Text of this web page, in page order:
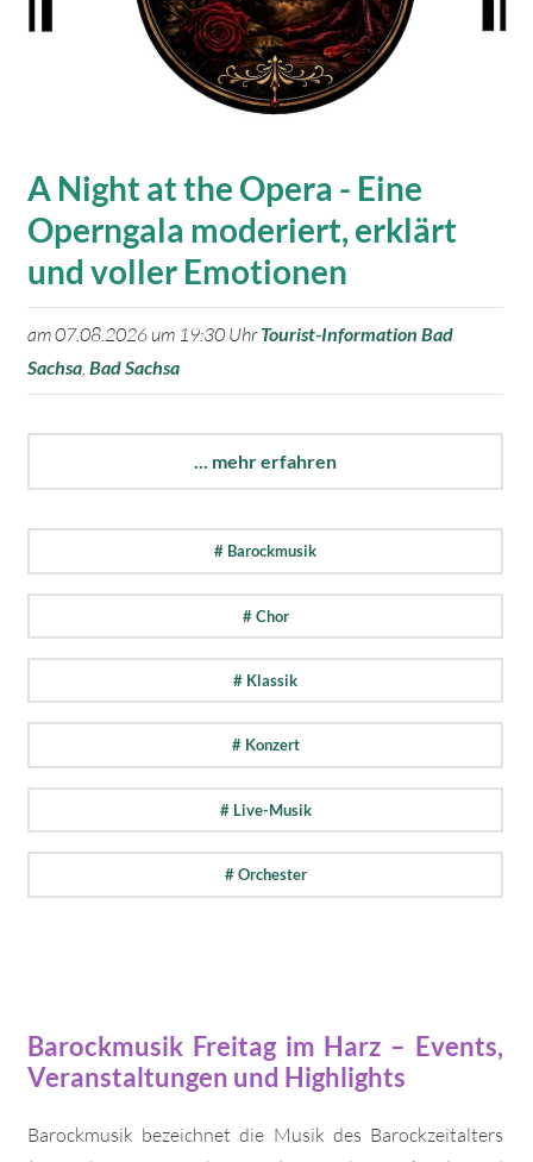
A Night at the Opera - Eine
Operngala moderiert, erklärt
und voller Emotionen
am 07.08.2026 um 19:30 UhrTourist-Information Bad
Sachsa, Bad Sachsa
... mehr erfahren
# Barockmusik
# Chor
# Klassik
# Konzert
# Live-Musik
# Orchester
Barockmusik Freitag im Harz – Events,
Veranstaltungen und Highlights
Barockmusik bezeichnet die Musik des Barockzeitalters